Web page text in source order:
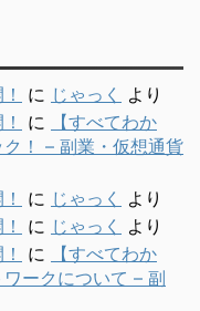
に じゃっく
より
に
【すべてわか
！ – 副業・仮想通貨
に じゃっく
より
に じゃっく
より
に
【すべてわか
ークについて – 副